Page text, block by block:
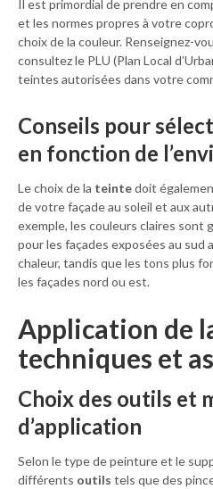
Il est primordial de prendre en
et les normes propres à votre
choix de la couleur. Renseignez-
consultez le PLU (Plan Local
teintes autorisées dans votre
Conseils pour
en fonction de
Le choix de la teintedoit
de votre façade au soleil et aux
exemple, les couleurs claires sont
pour les façades exposées au sud
chaleur, tandis que les tons plus
les façades nord ou est.
Application de
techniques et
Choix des outils et
d’application
Selon le type de peinture et le
différents outils tels que des